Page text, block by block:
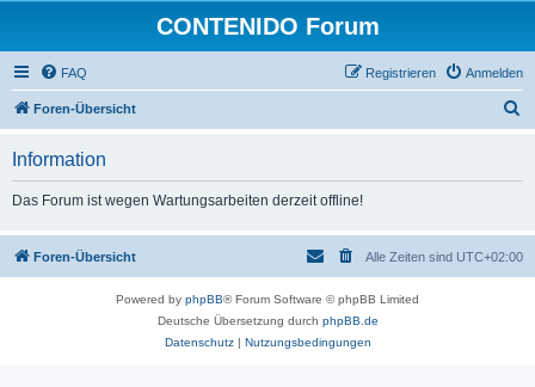
CONTENIDO Forum
FAQ Anmelden
Registrieren
Foren-Übersicht
Information
Das Forum ist wegen Wartungsarbeiten derzeit offline!
Foren-Übersicht Alle Zeiten sind UTC+02:00
Powered by phpBB® Forum Software © phpBB Limited
Deutsche Übersetzung durch phpBB.de
Datenschutz| Nutzungsbedingungen